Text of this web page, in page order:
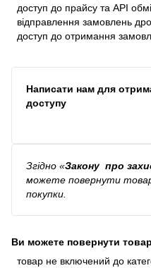
доступ до прайсу та API
відправлення замовлень
доступ до отримання
Написати нам для
доступу
Згідно «Закону про
можете повернути
покупки.
Ви можете повернути
товар не включений до